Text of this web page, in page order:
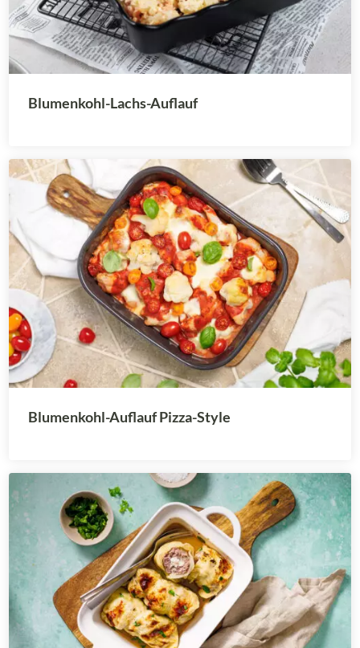
Blumenkohl-Lachs-Auflauf
Blumenkohl-Auflauf Pizza-Style